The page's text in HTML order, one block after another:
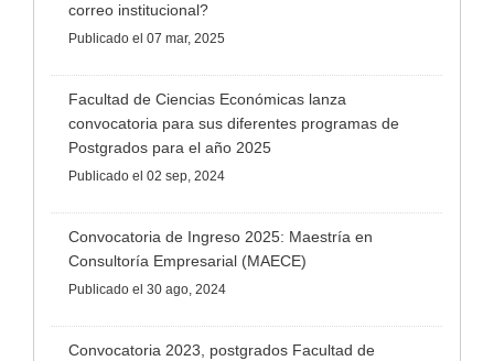
correo institucional?
Publicado el 07 mar, 2025
Facultad de Ciencias Económicas lanza
convocatoria para sus diferentes programas de
Postgrados para el año 2025
Publicado el 02 sep, 2024
Convocatoria de Ingreso 2025: Maestría en
Consultoría Empresarial (MAECE)
Publicado el 30 ago, 2024
Convocatoria 2023, postgrados Facultad de